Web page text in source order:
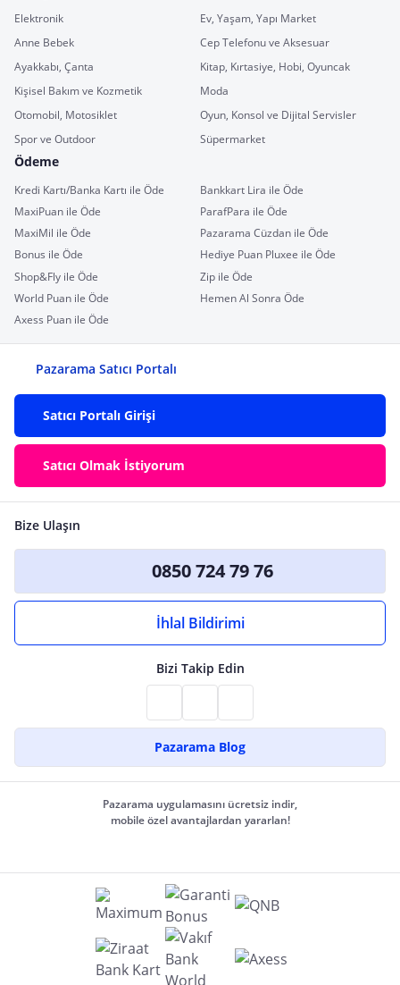
Elektronik
Ev, Yaşam, Yapı Market
Anne Bebek
Cep Telefonu ve Aksesuar
Ayakkabı, Çanta
Kitap, Kırtasiye, Hobi, Oyuncak
Kişisel Bakım ve Kozmetik
Moda
Otomobil, Motosiklet
Oyun, Konsol ve Dijital Servisler
Spor ve Outdoor
Süpermarket
Ödeme
Kredi Kartı/Banka Kartı ile Öde
Bankkart Lira ile Öde
MaxiPuan ile Öde
ParafPara ile Öde
MaxiMil ile Öde
Pazarama Cüzdan ile Öde
Bonus ile Öde
Hediye Puan Pluxee ile Öde
Shop&Fly ile Öde
Zip ile Öde
World Puan ile Öde
Hemen Al Sonra Öde
Axess Puan ile Öde
Pazarama Satıcı Portalı
Satıcı Portalı Girişi
Satıcı Olmak İstiyorum
Bize Ulaşın
0850 724 79 76
İhlal Bildirimi
Bizi Takip Edin
Pazarama Blog
Pazarama uygulamasını ücretsiz indir,
mobile özel avantajlardan yararlan!